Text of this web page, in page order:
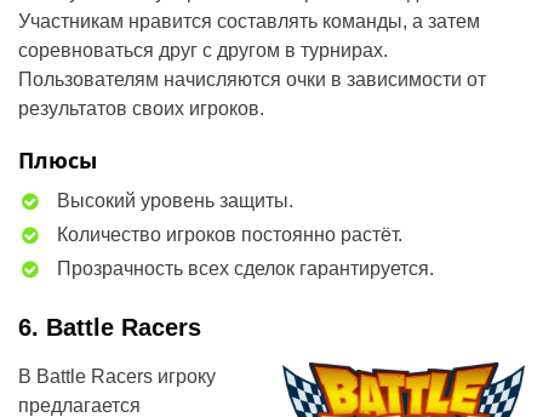
Участникам нравится составлять команды, а затем
соревноваться друг с другом в турнирах.
Пользователям начисляются очки в зависимости от
результатов своих игроков.
Плюсы
Высокий уровень защиты.
Количество игроков постоянно растёт.
Прозрачность всех сделок гарантируется.
6. Battle Racers
В Battle Racers игроку
предлагается